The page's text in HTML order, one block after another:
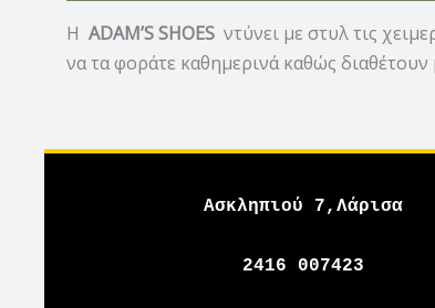
H ADAM’S SHOES ντύνει με στυλ τις
να τα φοράτε καθημερινά καθώς
Ασκληπιού 7,Λάρισα
2416 007423